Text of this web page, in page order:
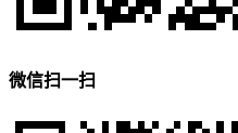
微信扫一扫